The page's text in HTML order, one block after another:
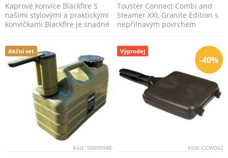
Kaprové konvice Blackfire S
našimi stylovými a praktickými
konvičkami Blackfire je snadné
Touster Connect Combi and
Steamer XXL Granite Edition s
nepřilnavým povrchem
Akční set
Kód: 50695048
-40%
Výprodej
Kód: CCW042